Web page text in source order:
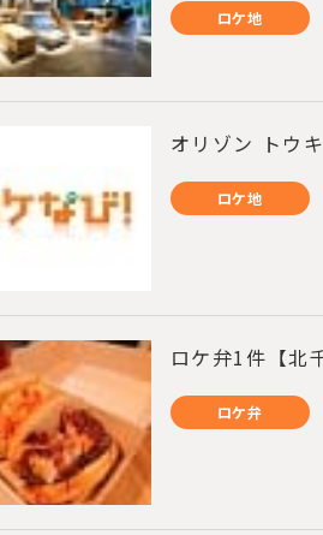
ロケ地
オリゾン トウ
ロケ地
ロケ弁1件【北
ロケ弁